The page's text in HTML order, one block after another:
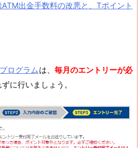
出金手数料の改悪と、Tポイント
ログラムは、 毎月のエントリーが必
に行いましょう。